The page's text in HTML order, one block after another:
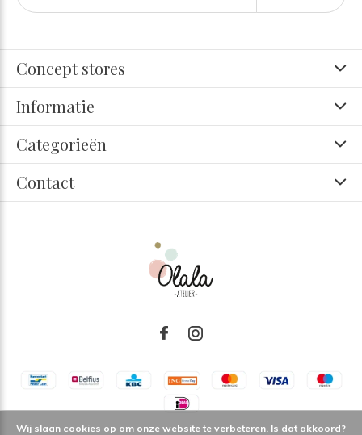
Concept stores
Informatie
Categorieën
Contact
Wij slaan cookies op om onze website te verbeteren. Is dat akkoord?